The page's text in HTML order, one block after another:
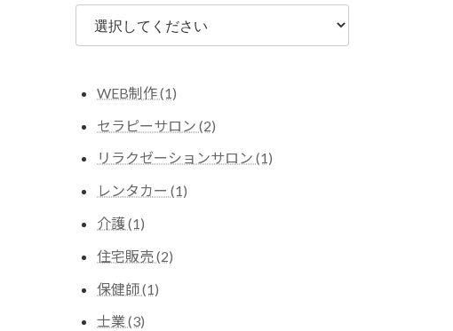
WEB制作 (1)
セラピーサロン (2)
リラクゼーションサロン (1)
レンタカー (1)
介護 (1)
住宅販売 (2)
保健師 (1)
士業 (3)